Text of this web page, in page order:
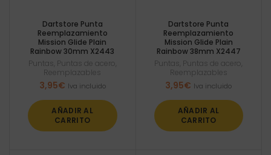
Dartstore Punta
Reemplazamiento
Mission Glide Plain
Rainbow 30mm X2443
Puntas Puntas de acero
Reemplazables
3,95€ Iva incluido
AÑADIR AL
CARRITO
Dartstore Punta
Reemplazamiento
Mission Glide Plain
Rainbow 38mm X2447
Puntas Puntas de acero
Reemplazables
3,95€ Iva incluido
AÑADIR AL
CARRITO